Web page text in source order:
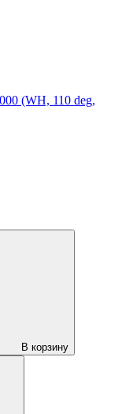
(WH, 110 deg,
В корзину